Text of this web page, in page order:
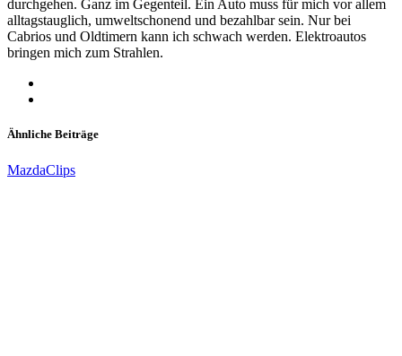
durchgehen. Ganz im Gegenteil. Ein Auto muss für mich vor allem
alltagstauglich, umweltschonend und bezahlbar sein. Nur bei
Cabrios und Oldtimern kann ich schwach werden. Elektroautos
bringen mich zum Strahlen.
Ähnliche Beiträge
MazdaClips